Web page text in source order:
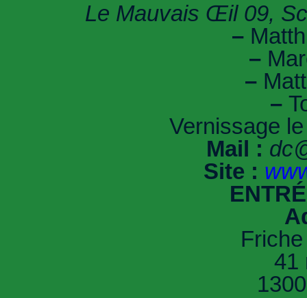
Le Mauvais Œil 09,
–
–
–
–
Vernissage
Mail :
Site :
41